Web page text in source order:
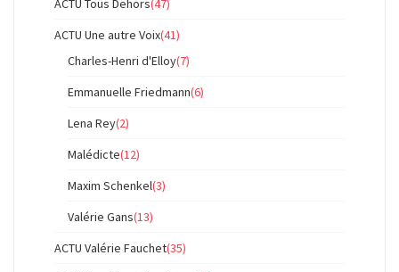
ACTU Tous Dehors(47)
ACTU Une autre Voix(41)
Charles-Henri d'Elloy(7)
Emmanuelle Friedmann(6)
Lena Rey(2)
Malédicte(12)
Maxim Schenkel(3)
Valérie Gans(13)
ACTU Valérie Fauchet(35)